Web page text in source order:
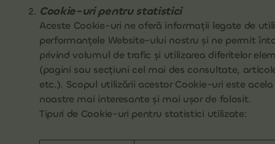
Cookie-uri pentru statistici
Aceste Cookie-uri ne oferă informații legate de
performanțele Website-ului nostru și ne permit
privind volumul de trafic și utilizarea diferitelor
(pagini sau secțiuni cel mai des consultate,
etc.). Scopul utilizării acestor Cookie-uri este
noastre mai interesante și mai ușor de folosit.
Tipuri de Cookie-uri pentru statistici utilizate: